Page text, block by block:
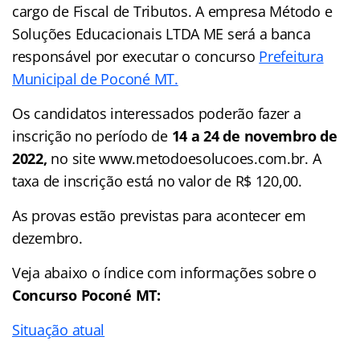
cargo de Fiscal de Tributos. A empresa Método e
Soluções Educacionais LTDA ME será a banca
responsável por executar o concurso Prefeitura
Municipal de Poconé MT.
Os candidatos interessados poderão fazer a
inscrição no período de 14 a 24 de novembro de
2022, no site www.metodoesolucoes.com.br. A
taxa de inscrição está no valor de R$ 120,00.
As provas estão previstas para acontecer em
dezembro.
Veja abaixo o índicecom informações sobre o
Concurso Poconé MT:
Situação atual